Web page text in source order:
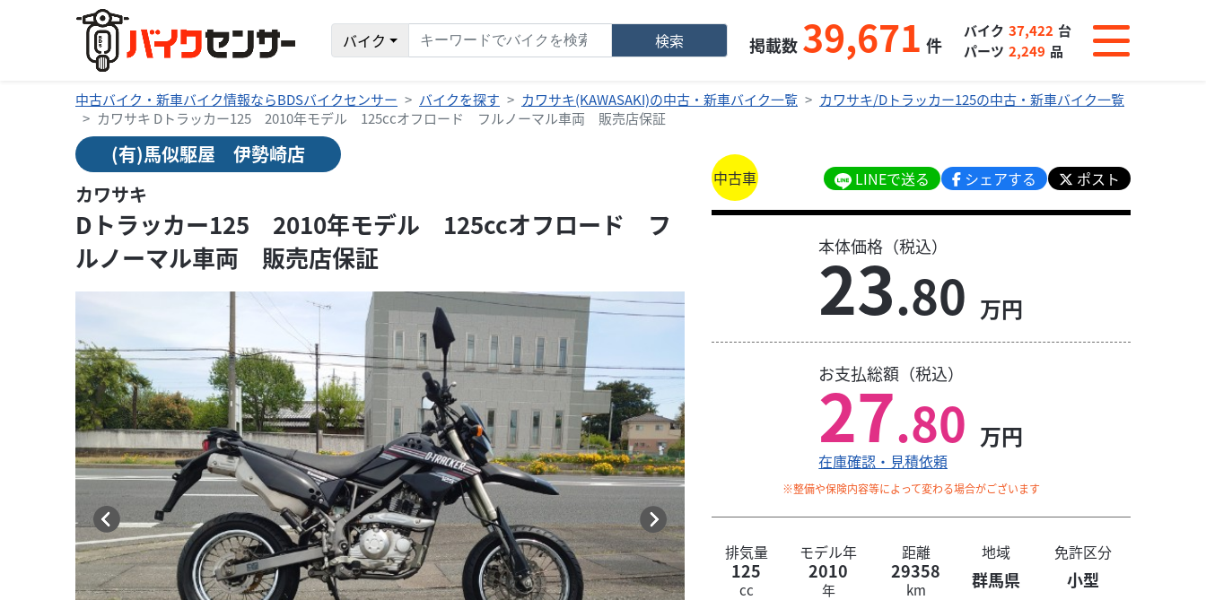
バイク 検索 掲載数 39,671 件
バイク 37,422 台
パーツ 2,249 品
中古バイク・新車バイク情報ならBDSバイクセンサー バイクを探す カワサキ(KAWASAKI)の中古・新車バイク一覧
カワサキ/Dトラッカー125の中古・新車バイク一覧
カワサキ Dトラッカー125 2010年モデル 125ccオフロード フルノーマル車両 販売店保証
(有)馬似駆屋 伊勢崎店
カワサキ
Dトラッカー125 2010年モデル 125ccオフロード フ
ルノーマル車両 販売店保証
中古車 LINEで送る シェアする ポスト
本体価格（税込）
23.80 万円
お支払総額（税込）
27.80 万円
在庫確認・見積依頼
※整備や保険内容等によって変わる場合がございます
排気量 モデル年 距離 地域 免許区分
125
cc
2010
年
29358
km 群馬県 小型